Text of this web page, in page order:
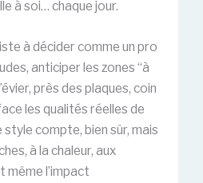
à soi… chaque jour.
à décider comme un pro
anticiper les zones “à
près des plaques, coin
les qualités réelles de
compte, bien sûr, mais
à la chaleur, aux
même l’impact